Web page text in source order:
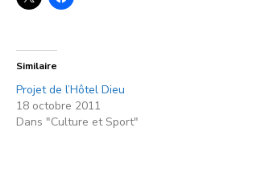
Similaire
Projet de l’Hôtel Dieu
18 octobre 2011
Dans "Culture et Sport"